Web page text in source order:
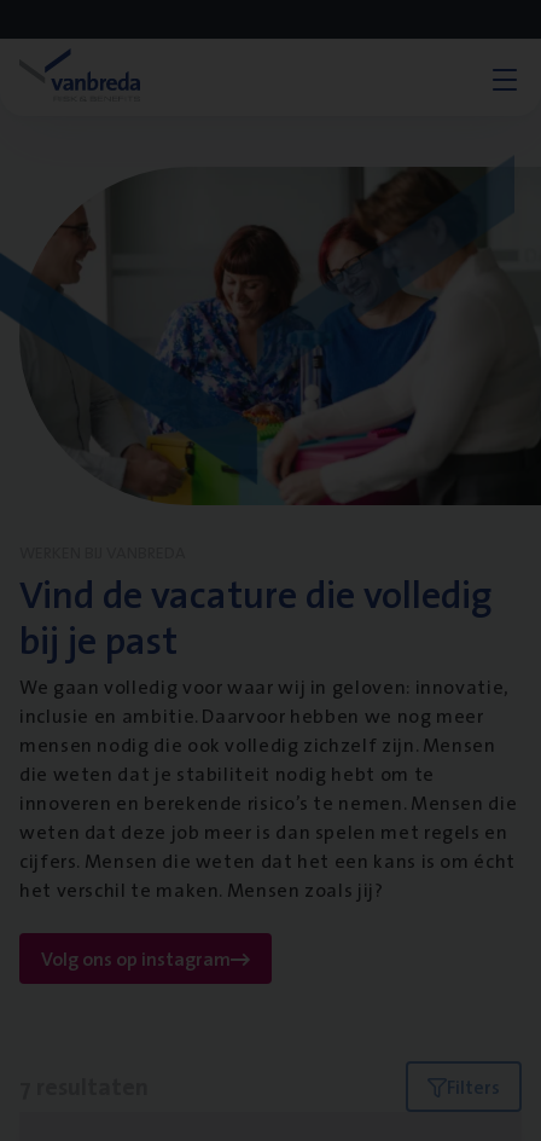
Vind de vacature die volledig
bij je past
We gaan volledig voor waar wij in geloven: innovatie,
inclusie en ambitie. Daarvoor hebben we nog meer
mensen nodig die ook volledig zichzelf zijn. Mensen
die weten dat je stabiliteit nodig hebt om te
innoveren en berekende risico’s te nemen. Mensen die
weten dat deze job meer is dan spelen met regels en
cijfers. Mensen die weten dat het een kans is om écht
het verschil te maken. Mensen zoals jij?
Volg ons op instagram
Filters